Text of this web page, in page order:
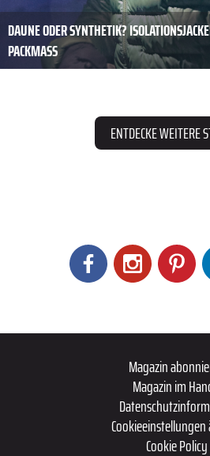
DAUNE ODER SYNTHETIK?
PACKMASS
ENTDECKE WEITERE
Magazin
Magazin im
Cookie Policy